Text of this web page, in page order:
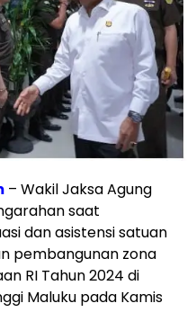
– Wakil Jaksa Agung
saat
dan asistensi satuan
pembangunan zona
RI Tahun 2024 di
Maluku pada Kamis